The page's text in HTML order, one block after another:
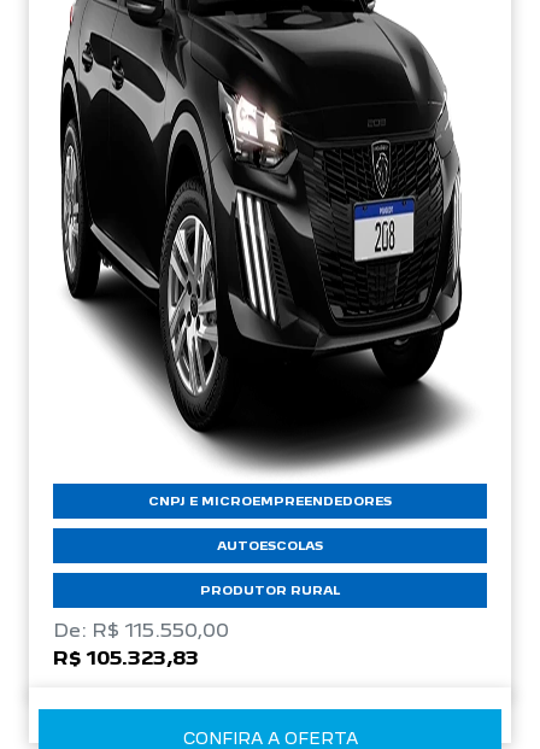
CNPJ E MICROEMPREENDEDORES
AUTOESCOLAS
PRODUTOR RURAL
De: R$ 115.550,00
R$ 105.323,83
CONFIRA A OFERTA